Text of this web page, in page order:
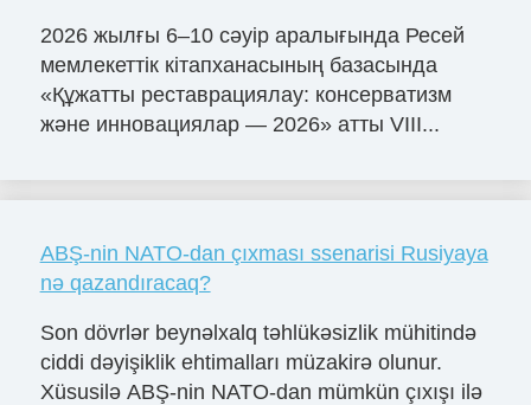
2026 жылғы 6–10 сәуір аралығында Ресей
мемлекеттік кітапханасының базасында
«Құжатты реставрациялау: консерватизм
және инновациялар — 2026» атты VIII...
ABŞ-nin NATO-dan çıxması ssenarisi Rusiyaya
nə qazandıracaq?
Son dövrlər beynəlxalq təhlükəsizlik mühitində
ciddi dəyişiklik ehtimalları müzakirə olunur.
Xüsusilə ABŞ-nin NATO-dan mümkün çıxışı ilə